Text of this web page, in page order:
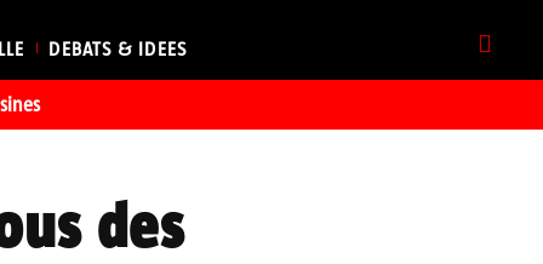
DEBATS & IDEES
des